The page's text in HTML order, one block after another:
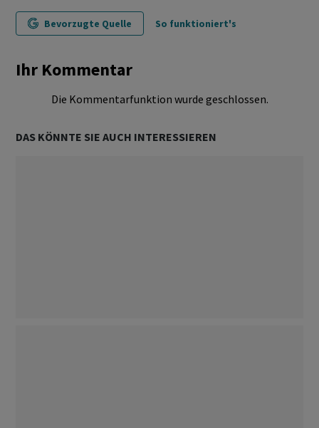
Bevorzugte Quelle So funktioniert's
Ihr Kommentar
Die Kommentarfunktion wurde geschlossen.
DAS KÖNNTE SIE AUCH INTERESSIEREN